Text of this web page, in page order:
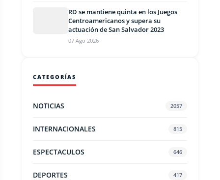
RD se mantiene quinta en los Juegos
Centroamericanos y supera su
actuación de San Salvador 2023
07 Ago 2026
CATEGORÍAS
NOTICIAS 2057
INTERNACIONALES 815
ESPECTACULOS 646
DEPORTES 417